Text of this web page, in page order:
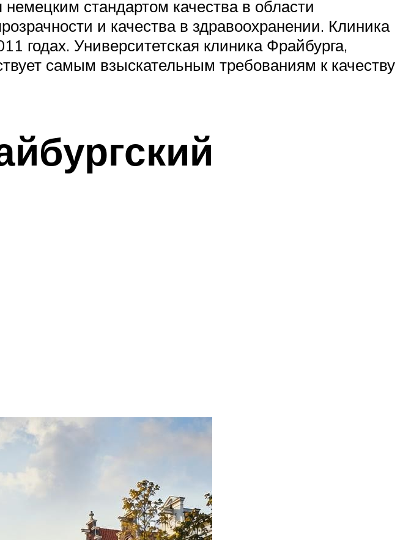
стандартом качества в области
и качества в здравоохранении. Клиника
годах. Университетская клиника Фрайбурга,
самым взыскательным требованиям к качеству